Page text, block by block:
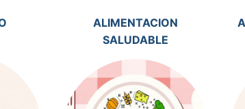
ALIMENTACION
SALUDABLE